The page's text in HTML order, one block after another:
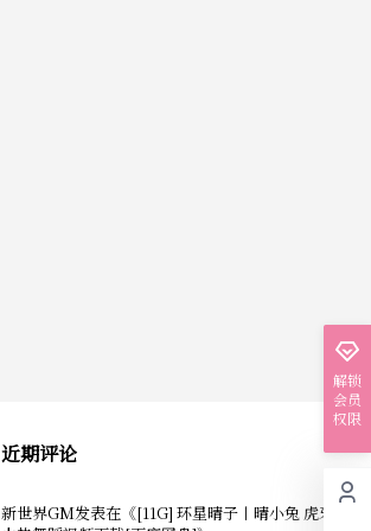
解锁
会员
权限
近期评论
新世界GM发表在《[11G] 环星晴子丨晴小兔 虎牙主播